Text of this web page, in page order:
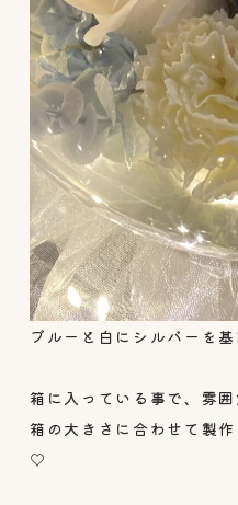
ブルーと白にシルバーを
箱に入っている事で、雰
箱の大きさに合わせて製
♡